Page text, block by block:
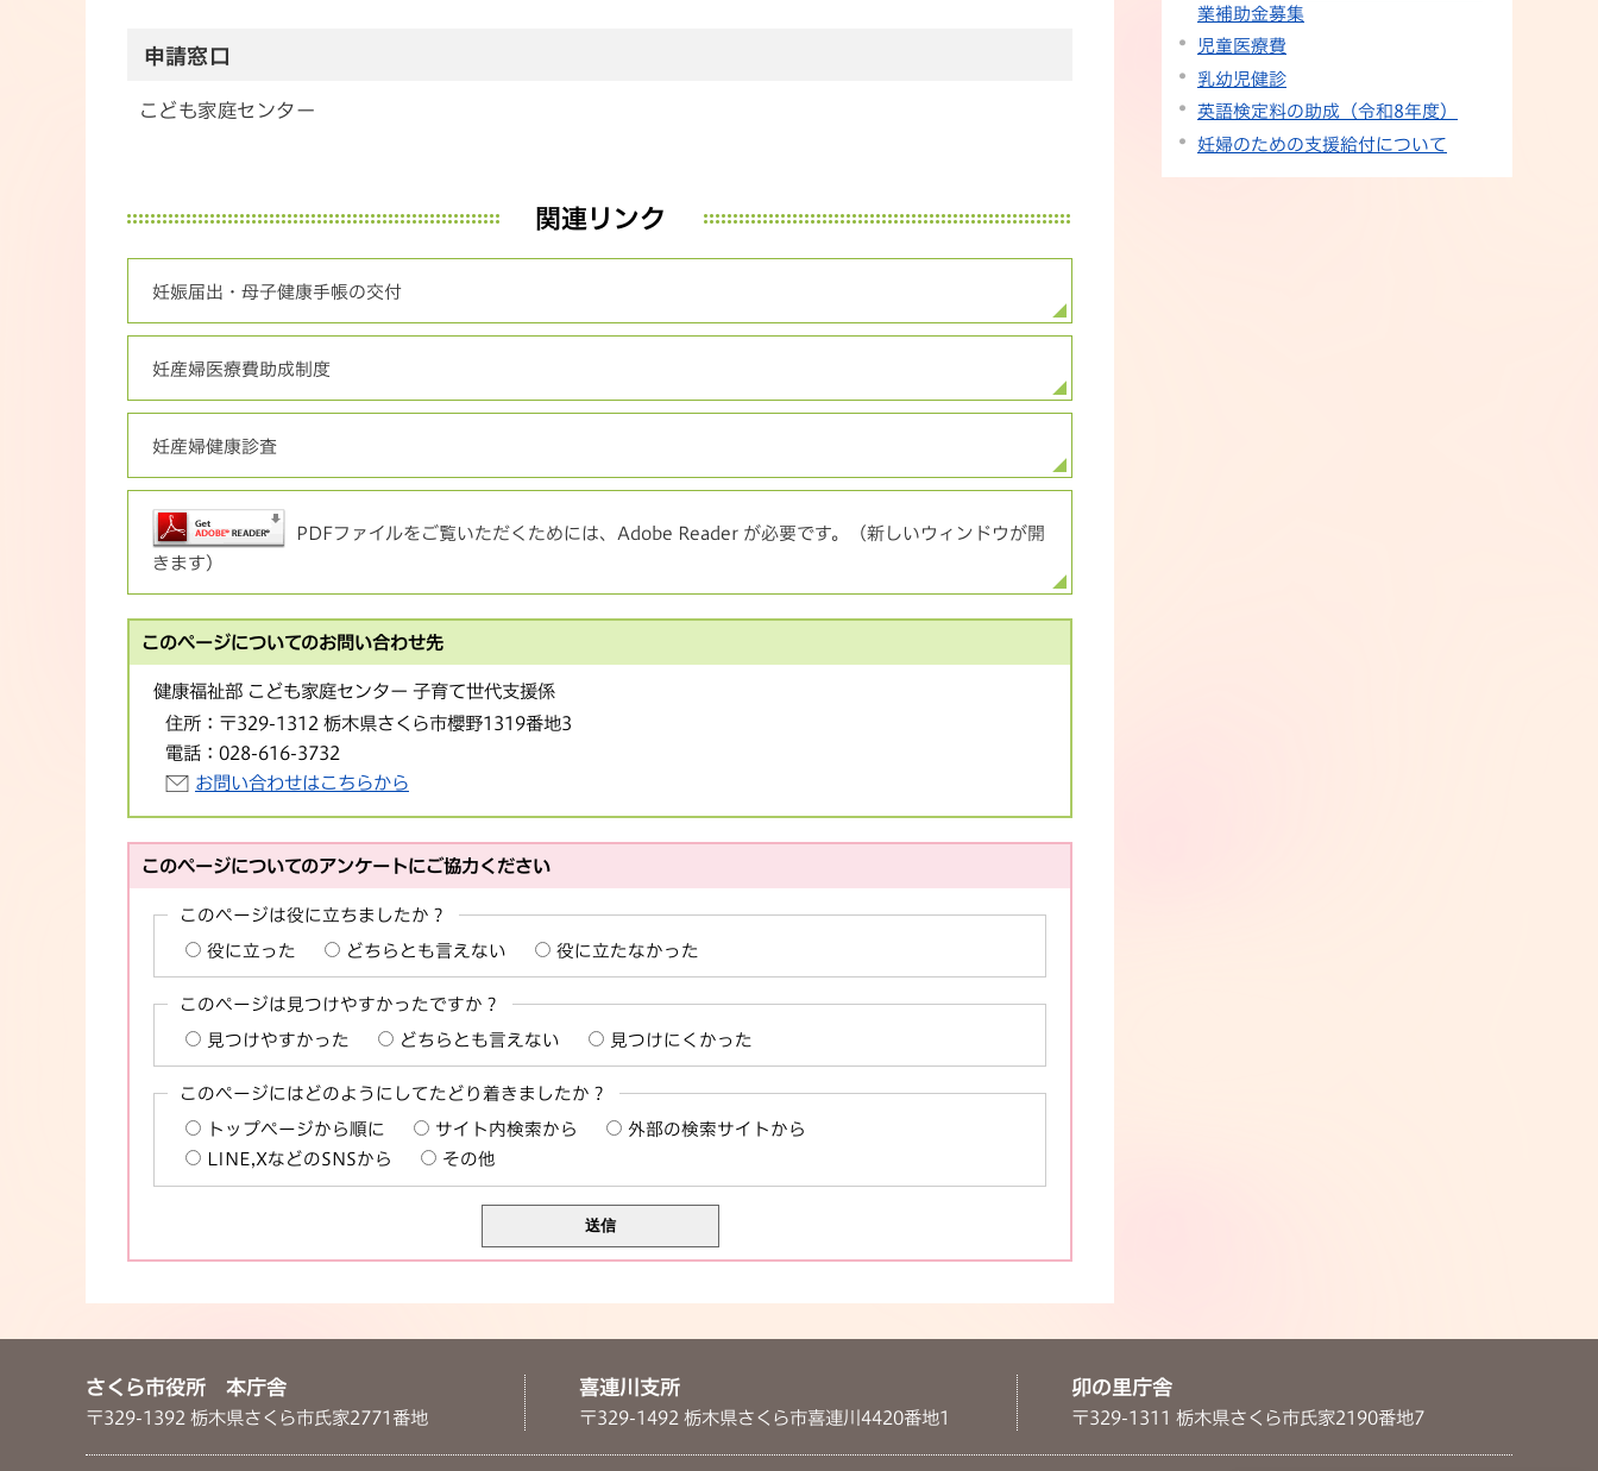
申請窓口
こども家庭センター
関連リンク
妊娠届出・母子健康手帳の交付
妊産婦医療費助成制度
妊産婦健康診査
PDFファイルをご覧いただくためには、Adobe Reader が必要です。（新しいウィンドウが開
きます）
このページについてのお問い合わせ先
健康福祉部 こども家庭センター 子育て世代支援係
住所： 〒329-1312 栃木県さくら市櫻野1319番地3
電話： 028-616-3732
お問い合わせはこちらから
このページについてのアンケートにご協力ください
このページは役に立ちましたか？
役に立った どちらとも言えない 役に立たなかった
このページは見つけやすかったですか？
見つけやすかった どちらとも言えない 見つけにくかった
このページにはどのようにしてたどり着きましたか？
トップページから順に サイト内検索から
外部の検索サイトから
LINE,XなどのSNSから
その他
業補助金募集
児童医療費
乳幼児健診
英語検定料の助成（令和8年度）
妊婦のための支援給付について
さくら市役所 本庁舎
〒329-1392 栃木県さくら市氏家2771番地
喜連川支所
〒329-1492 栃木県さくら市喜連川4420番地1
卯の里庁舎
〒329-1311 栃木県さくら市氏家2190番地7